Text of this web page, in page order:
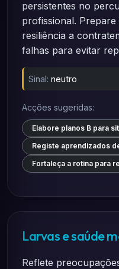
persistentes no
profissional.
resiliência a
falhas para evitar
Sinal: neutro
Acções sugeridas:
Elabore planos B para
Registe aprendizados
Fortaleça a rotina para
Larvas e saúde
Reflete